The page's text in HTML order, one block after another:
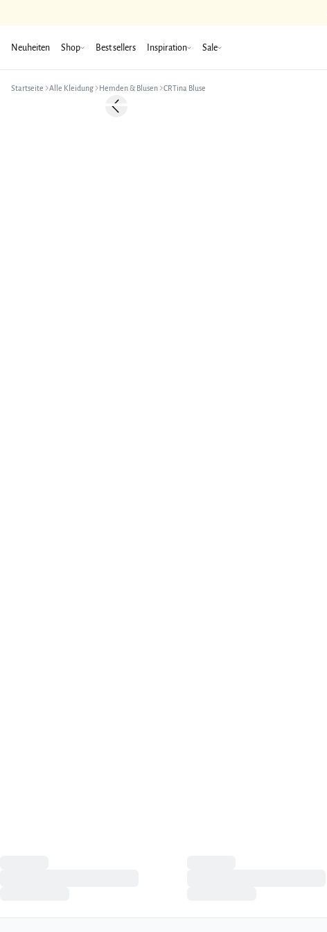
Neuheiten Shop Best sellers Inspiration Sale
Startseite Alle Kleidung Hemden & Blusen CRTina Bluse
-50%Previous slide